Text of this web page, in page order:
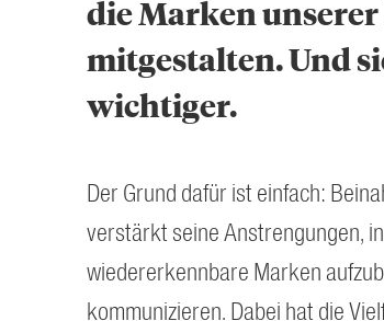
die Marken
mitgestalten. Und
wichtiger.
Der Grund dafür ist einfach:
verstärkt seine Anstrengungen,
wiedererkennbare Marken
kommunizieren. Dabei hat die